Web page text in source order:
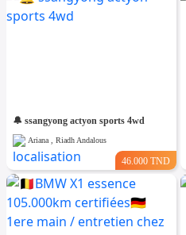
🔔 ssangyong actyon sports 4wd
Ariana , Riadh Andalous
46.000 TND